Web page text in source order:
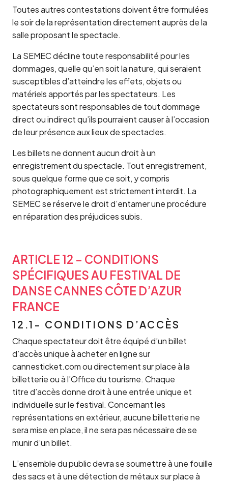
Toutes autres contestations doivent être formulées
le soir de la représentation directement auprès de la
salle proposant le spectacle.
La SEMEC décline toute responsabilité pour les
dommages, quelle qu’en soit la nature, qui seraient
susceptibles d’atteindre les effets, objets ou
matériels apportés par les spectateurs. Les
spectateurs sont responsables de tout dommage
direct ou indirect qu’ils pourraient causer à l’occasion
de leur présence aux lieux de spectacles.
Les billets ne donnent aucun droit à un
enregistrement du spectacle. Tout enregistrement,
sous quelque forme que ce soit, y compris
photographiquement est strictement interdit. La
SEMEC se réserve le droit d’entamer une procédure
en réparation des préjudices subis.
ARTICLE 12 – CONDITIONS
SPÉCIFIQUES AU FESTIVAL DE
DANSE CANNES CÔTE D’AZUR
FRANCE
12.1- CONDITIONS D’ACCÈS
Chaque spectateur doit être équipé d’un billet
d’accès unique à acheter en ligne sur
cannesticket.com ou directement sur place à la
billetterie ou à l’Office du tourisme. Chaque
titre d’accès donne droit à une entrée unique et
individuelle sur le festival. Concernant les
représentations en extérieur, aucune billetterie ne
sera mise en place, il ne sera pas nécessaire de se
munir d’un billet.
L’ensemble du public devra se soumettre à une fouille
des sacs et à une détection de métaux sur place à